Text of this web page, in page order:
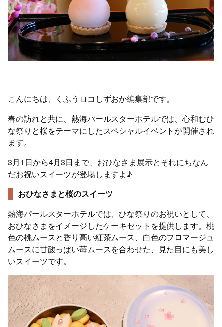
こんにちは、くふうロコしずおか編集部です。
春の訪れと共に、熱海パールスターホテルでは、心和むひ
な祭りと桜をテーマにしたスペシャルイベントが開催され
ます。
3月1日から4月3日まで、おひなさま展示とそれにちなん
だお祝いスイーツが登場しますよ♪
おひなさまと桜のスイーツ
熱海パールスターホテルでは、ひな祭りのお祝いとして、
おひなさまをイメージしたケーキセットを提供します。桃
色の桃ムースと香り高い紅茶ムース、白色のフロマージュ
ムースに甘酸っぱい苺ムースを合わせた、見た目にも美し
いスイーツです。